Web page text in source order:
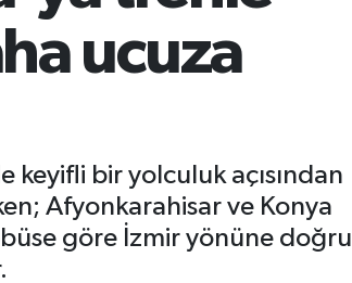
ucuza
keyifli bir yolculuk açısından
Afyonkarahisar ve Konya
göre İzmir yönüne doğru